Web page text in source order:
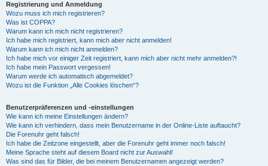
Registrierung und Anmeldung
Wozu muss ich mich registrieren?
Was ist COPPA?
Warum kann ich mich nicht registrieren?
Ich habe mich registriert, kann mich aber nicht anmelden!
Warum kann ich mich nicht anmelden?
Ich habe mich vor einiger Zeit registriert, kann mich aber nicht mehr anmelden?!
Ich habe mein Passwort vergessen!
Warum werde ich automatisch abgemeldet?
Wozu ist die Funktion „Alle Cookies löschen“?
Benutzerpräferenzen und -einstellungen
Wie kann ich meine Einstellungen ändern?
Wie kann ich verhindern, dass mein Benutzername in der Online-Liste auftaucht?
Die Forenuhr geht falsch!
Ich habe die Zeitzone eingestellt, aber die Forenuhr geht immer noch falsch!
Meine Sprache steht auf diesem Board nicht zur Auswahl!
Was sind das für Bilder, die bei meinem Benutzernamen angezeigt werden?